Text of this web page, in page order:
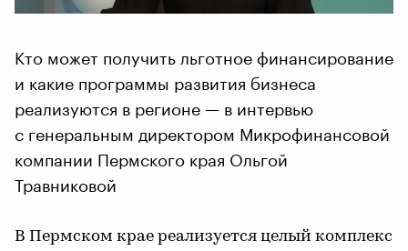
Кто может получить льготное финансирование
и какие программы развития бизнеса
реализуются в регионе — в интервью
с генеральным директором Микрофинансовой
компании Пермского края Ольгой
Травниковой
В Пермском крае реализуется целый комплекс